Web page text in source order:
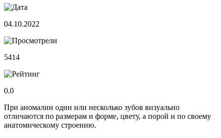
04.10.2022
5414
0.0
При аномалии один или несколько зубов визуально
отличаются по размерам и форме, цвету, а порой и по своему
анатомическому строению.